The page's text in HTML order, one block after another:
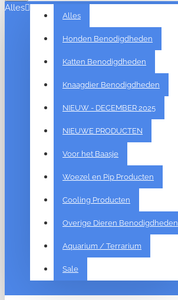
Alles
Alles
Honden Benodigdheden
Katten Benodigdheden
Knaagdier Benodigdheden
NIEUW - DECEMBER 2025
NIEUWE PRODUCTEN
Voor het Baasje
Woezel en Pip Producten
Cooling Producten
Overige Dieren Benodigdheden
Aquarium / Terrarium
Sale